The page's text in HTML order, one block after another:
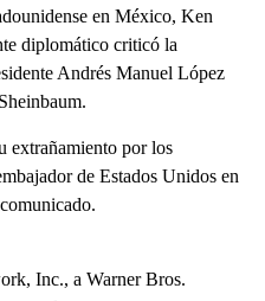
en México, Ken
diplomático criticó la
Andrés Manuel López
extrañamiento por los
de Estados Unidos en
Inc., a Warner Bros.